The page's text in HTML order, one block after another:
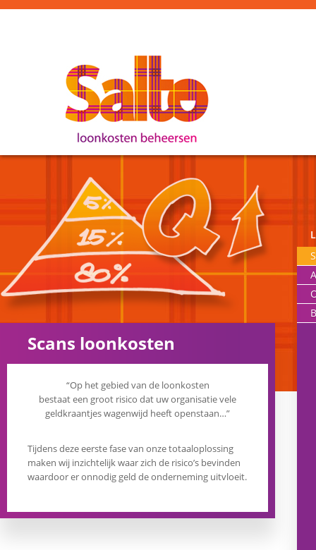
Scans loonkosten
“Op het gebied van de loonkosten
bestaat een groot risico dat uw organisatie vele
geldkraantjes wagenwijd heeft openstaan…”
Tijdens deze eerste fase van onze totaaloplossing
maken wij inzichtelijk waar zich de risico’s bevinden
waardoor er onnodig geld de onderneming uitvloeit.